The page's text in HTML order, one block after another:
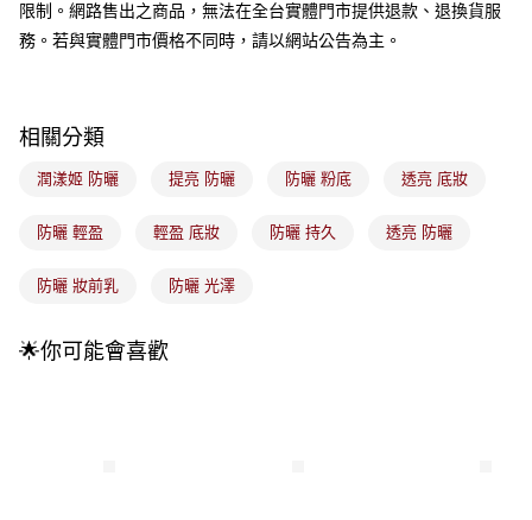
法說明評估內容。
【繳款方式說明】
1.分期款項不併入電信帳單，「大哥付你分期」於每月結算日後寄送繳費提
1.本服務係由「台灣大哥大股份有限公司」（以下簡稱本公司）所提供，讓
買賣價金債權讓與本公司後，依約使用本公司帳單繳交帳款。
由本公司與您本人進行分期帳單所需資料之確認、核對及更正。
付款後全家取貨
每筆NT$100，滿NT$899(含以上)免運費
付款後7-11取貨
每筆NT$100，滿NT$899(含以上)免運費
每筆NT$100，滿NT$399(含以上)免運費
限制。網路售出之商品，無法在全台實體門市提供退款、退換貨服
務。若與實體門市價格不同時，請以網站公告為主。
相關分類
潤漾姬 防曬 提亮 防曬 防曬 粉底 透亮 底妝
防曬 輕盈 輕盈 底妝 防曬 持久 透亮 防曬
防曬 妝前乳 防曬 光澤
🌟你可能會喜歡